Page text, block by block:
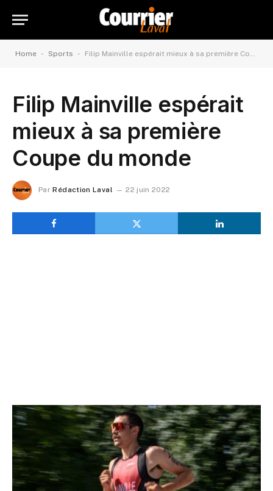
Home - Sports - Filip Mainville espérait mieux à sa première Coupe du monde
Filip Mainville espérait
mieux à sa première
Coupe du monde
Par Rédaction Laval 22 juin 2022